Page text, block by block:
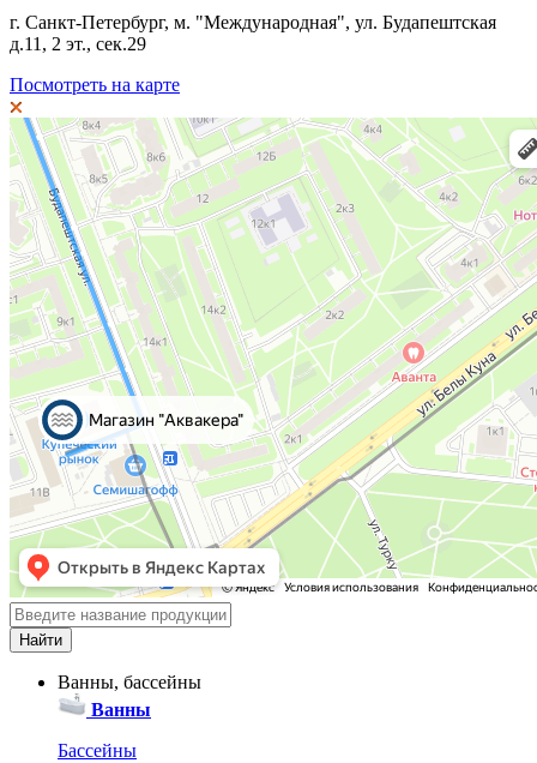
г. Санкт-Петербург, м. "Международная", ул. Будапештская
д.11, 2 эт., сек.29
Посмотреть на карте
Ванны, бассейны
Ванны
Бассейны